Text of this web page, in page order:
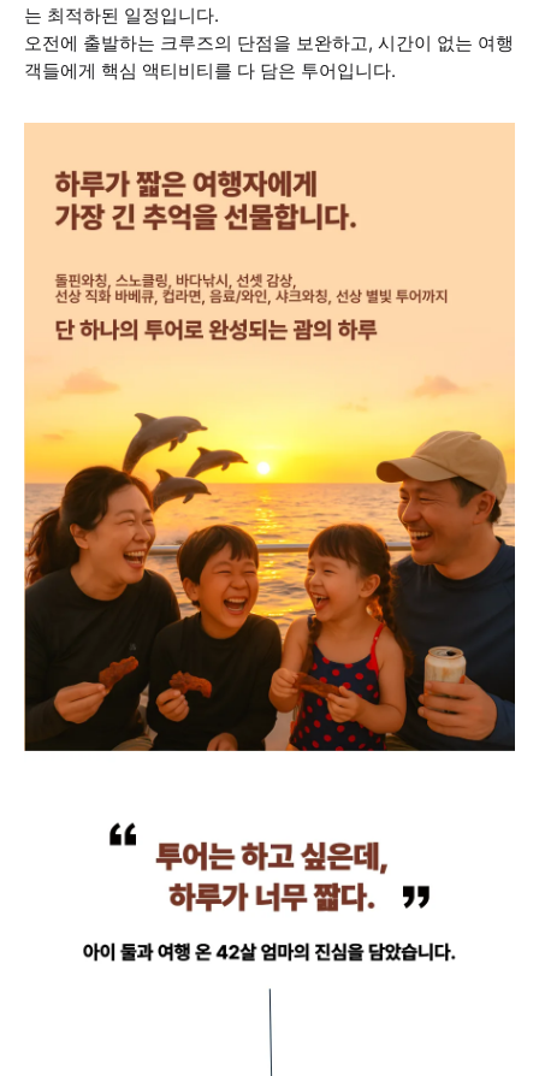
는 최적하된 일정입니다.
오전에 출발하는 크루즈의 단점을 보완하고, 시간이 없는 여행
객들에게 핵심 액티비티를 다 담은 투어입니다.